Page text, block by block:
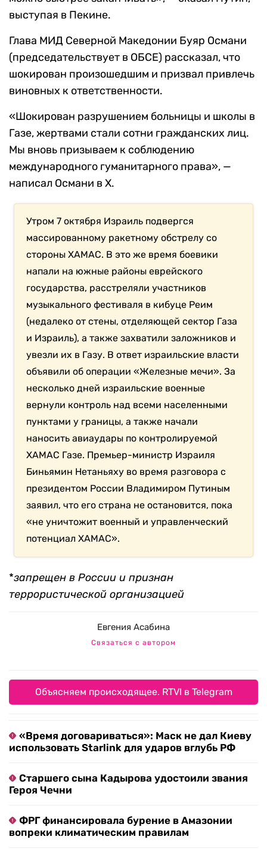
выступая в Пекине.
Глава МИД Северной Македонии Буяр Османи
(председательствует в ОБСЕ) рассказал, что
шокирован произошедшим и призвал привлечь
виновных к ответственности.
«Шокирован разрушением больницы и школы в
Газе, жертвами стали сотни гражданских лиц.
Мы вновь призываем к соблюдению
международного гуманитарного права», —
написал Османи в Х.
Утром 7 октября Израиль подвергся
массированному ракетному обстрелу со
стороны ХАМАС. В это же время боевики
напали на южные районы еврейского
государства, расстреляли участников
музыкального фестиваля в кибуце Реим
(недалеко от стены, отделяющей сектор Газа
и Израиль), а также захватили заложников и
увезли их в Газу. В ответ израильские власти
объявили об операции «Железные мечи». За
несколько дней израильские военные
вернули контроль над всеми населенными
пунктами у границы, а также начали
наносить авиаудары по контролируемой
ХАМАС Газе. Премьер-министр Израиля
Биньямин Нетаньяху во время разговора с
президентом России Владимиром Путиным
заявил, что его страна не остановится, пока
«не уничтожит военный и управленческий
потенциал ХАМАС».
*запрещен в России и признан
террористической организацией
Евгения Асабина
Связаться с автором
Объясняем происходящее. RTVI в Telegram
«Время договариваться»: Маск не дал Киеву
использовать Starlink для ударов вглубь РФ
Старшего сына Кадырова удостоили звания
Героя Чечни
ФРГ финансировала бурение в Амазонии
вопреки климатическим правилам